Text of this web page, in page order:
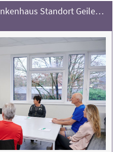
Ambulante Reha am Krankenhaus Standort Geilenkirchen